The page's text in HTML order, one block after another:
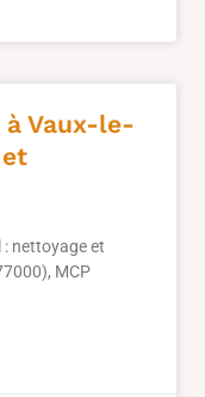
Vaux-le-
nettoyage et
MCP